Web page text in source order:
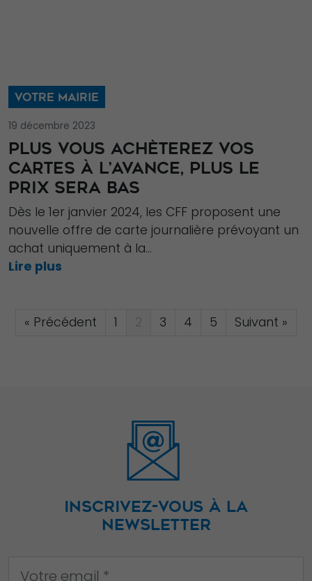
VOTRE MAIRIE
19 décembre 2023
PLUS VOUS ACHÈTEREZ VOS
CARTES À L’AVANCE, PLUS LE
PRIX SERA BAS
Dès le 1er janvier 2024, les CFF proposent une
nouvelle offre de carte journalière prévoyant un
achat uniquement à la...
Lire plus
« Précédent 1 2 3 4 5 Suivant »
INSCRIVEZ-VOUS À LA
NEWSLETTER